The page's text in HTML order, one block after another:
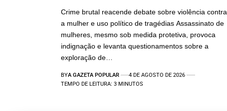
Crime brutal reacende debate sobre violência contra
a mulher e uso político de tragédias Assassinato de
mulheres, mesmo sob medida protetiva, provoca
indignação e levanta questionamentos sobre a
exploração de…
BYA GAZETA POPULAR
4 DE AGOSTO DE 2026
TEMPO DE LEITURA: 3 MINUTOS